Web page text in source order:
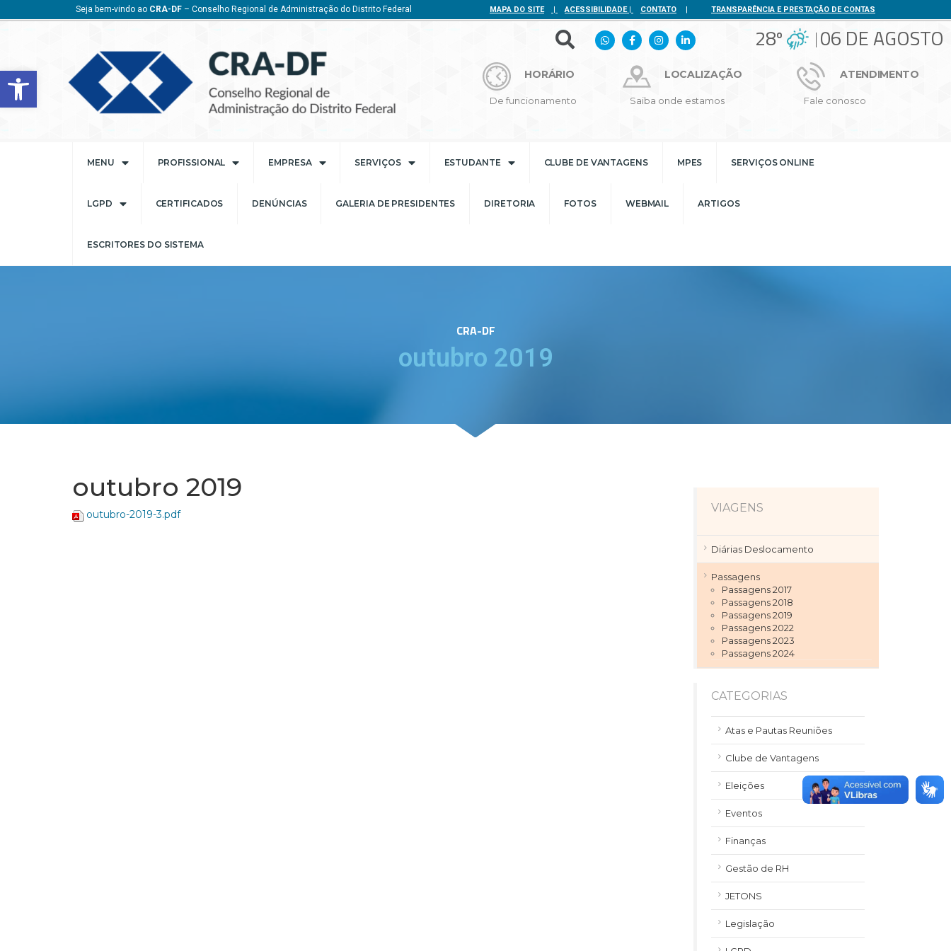
Barra de Ferramentas Aberta
Seja bem-vindo ao CRA-DF – Conselho Regional de Administração do Distrito Federal MAPA DO SITE | ACESSIBILIDADE| CONTATO | TRANSPARÊNCIA E PRESTAÇÃO DE CONTAS
28º 06 DE AGOSTO
HORÁRIO
De funcionamento
LOCALIZAÇÃO
Saiba onde estamos
ATENDIMENTO
Fale conosco
MENU PROFISSIONAL EMPRESA SERVIÇOS ESTUDANTE CLUBE DE VANTAGENS MPES SERVIÇOS ONLINE
LGPD CERTIFICADOS DENÚNCIAS GALERIA DE PRESIDENTES DIRETORIA FOTOS WEBMAIL ARTIGOS
ESCRITORES DO SISTEMA
CRA-DF
outubro 2019
outubro 2019
outubro-2019-3.pdf VIAGENS
Diárias Deslocamento
Passagens
Passagens 2017
Passagens 2018
Passagens 2019
Passagens 2022
Passagens 2023
Passagens 2024
CATEGORIAS
Atas e Pautas Reuniões
Clube de Vantagens
Eleições
Eventos
Finanças
Gestão de RH
JETONS
Legislação